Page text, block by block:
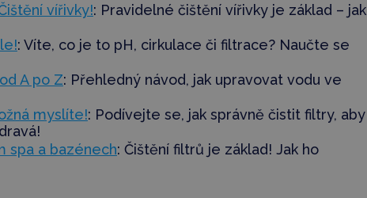
vířivky!: Pravidelné čištění vířivky je základ – jak
: Víte, co je to pH, cirkulace či filtrace? Naučte se
A po Z: Přehledný návod, jak upravovat vodu ve
myslíte!: Podívejte se, jak správně čistit filtry, aby
spa a bazénech: Čištění filtrů je základ! Jak ho